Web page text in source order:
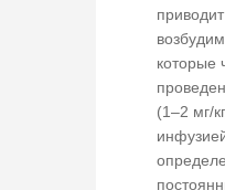
которые
(1–2 мг/